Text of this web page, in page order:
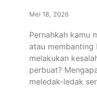
Mei 18, 2026
Pernahkah kamu
atau
melakukan
perbuat?
meledak-ledak